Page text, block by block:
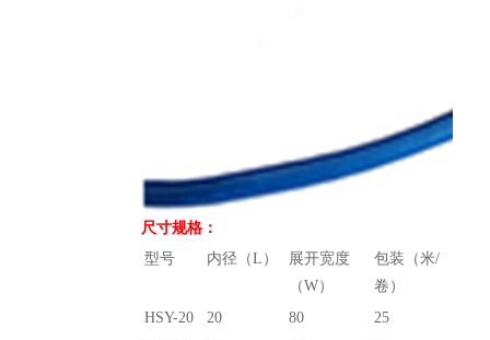
尺寸规格：
型号
内径（L）
展开宽度
（W）
包装（米/
卷）
HSY-20
20 80
25